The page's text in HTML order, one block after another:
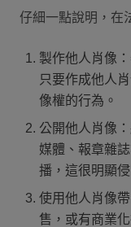
仔細一點說明，在
製作他人肖像
只要作成他人
像權的行為。
公開他人肖像
媒體、報章雜
播，這很明顯
使用他人肖像
售，或有商業